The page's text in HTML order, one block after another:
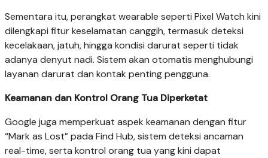
Sementara itu, perangkat wearable seperti Pixel Watch kini
dilengkapi fitur keselamatan canggih, termasuk deteksi
kecelakaan, jatuh, hingga kondisi darurat seperti tidak
adanya denyut nadi. Sistem akan otomatis menghubungi
layanan darurat dan kontak penting pengguna.
Keamanan dan Kontrol Orang Tua Diperketat
Google juga memperkuat aspek keamanan dengan fitur
“Mark as Lost” pada Find Hub, sistem deteksi ancaman
real-time, serta kontrol orang tua yang kini dapat